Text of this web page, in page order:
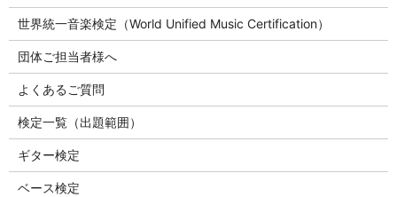
世界統一音楽検定（World Unified Music Certification）
団体ご担当者様へ
よくあるご質問
検定一覧（出題範囲）
ギター検定
ベース検定